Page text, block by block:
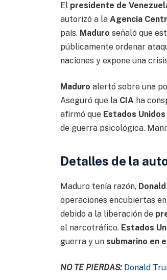
Elpresidente de
autorizó a la Agencia
país. Maduro señaló que
públicamente ordenar
naciones y expone una
Maduro alertó sobre una
Aseguró que la CIA ha
afirmó que Estados Unidos
de guerra psicológica.
Detalles de la
Maduro tenía razón,
operaciones encubiertas en
debido a la liberación de
el narcotráfico. Estados
guerra y un submarino en
NO TE PIERDAS: Donald